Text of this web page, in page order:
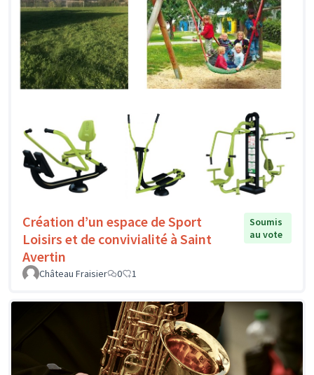
Création d’un espace de Sport
Loisirs et de convivialité à Saint
Avertin
Soumis
au vote
Château Fraisier 0 1